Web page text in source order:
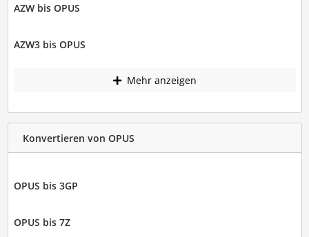
AZW bis OPUS
AZW3 bis OPUS
Mehr anzeigen
Konvertieren von OPUS
OPUS bis 3GP
OPUS bis 7Z